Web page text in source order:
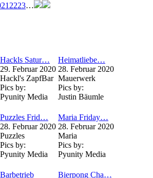
21 2223…
Hackls Satur…
29. Februar 2020
Hackl's ZapfBar
Pics by:
Pyunity Media
Heimatliebe…
28. Februar 2020
Mauerwerk
Pics by:
Justin Bäumle
Puzzles Frid…
28. Februar 2020
Puzzles
Pics by:
Pyunity Media
Maria Friday…
28. Februar 2020
Maria
Pics by:
Pyunity Media
Barbetrieb
Bierpong Cha…